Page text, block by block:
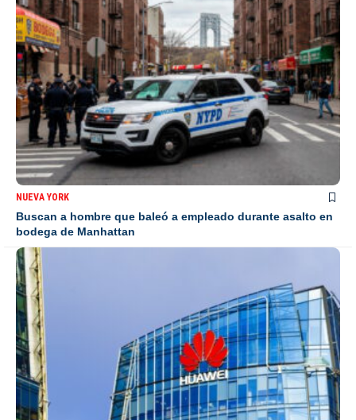
NUEVA YORK
Buscan a hombre que baleó a empleado durante asalto en
bodega de Manhattan